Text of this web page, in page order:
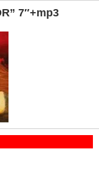
7″+mp3